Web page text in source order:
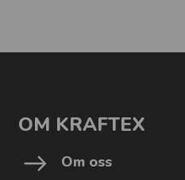
OM KRAFTEX
Om oss